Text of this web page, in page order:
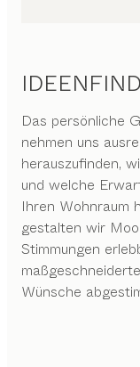
Das persönliche
nehmen uns
herauszufinden,
und welche
Ihren Wohnraum
gestalten wir
Stimmungen
Wünsche